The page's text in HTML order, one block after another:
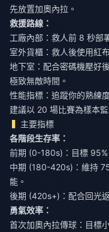
先放置加奧內拉。
救援路線：
工廠內部：救人前 8 秒部
室外貨櫃：救人後使用紅
地下室：配合密碼機壓好
極致無敵時間。
性能指標：追蹤你的熟練
建議以 20 場比賽為樣本監
主要指標
各階段生存率：
前期 (0-180s)：目標 95%
中期 (180-420s)：維持
能。
後期 (420s+)：配合回光
勇氣效率：
首次加奧內拉傳球：目標